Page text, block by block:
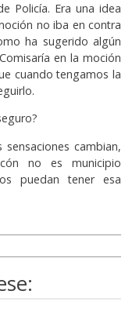
Policía. Era una idea
no iba en contra
ha sugerido algún
en la moción
cuando tengamos la
cambian,
no es municipio
puedan tener esa